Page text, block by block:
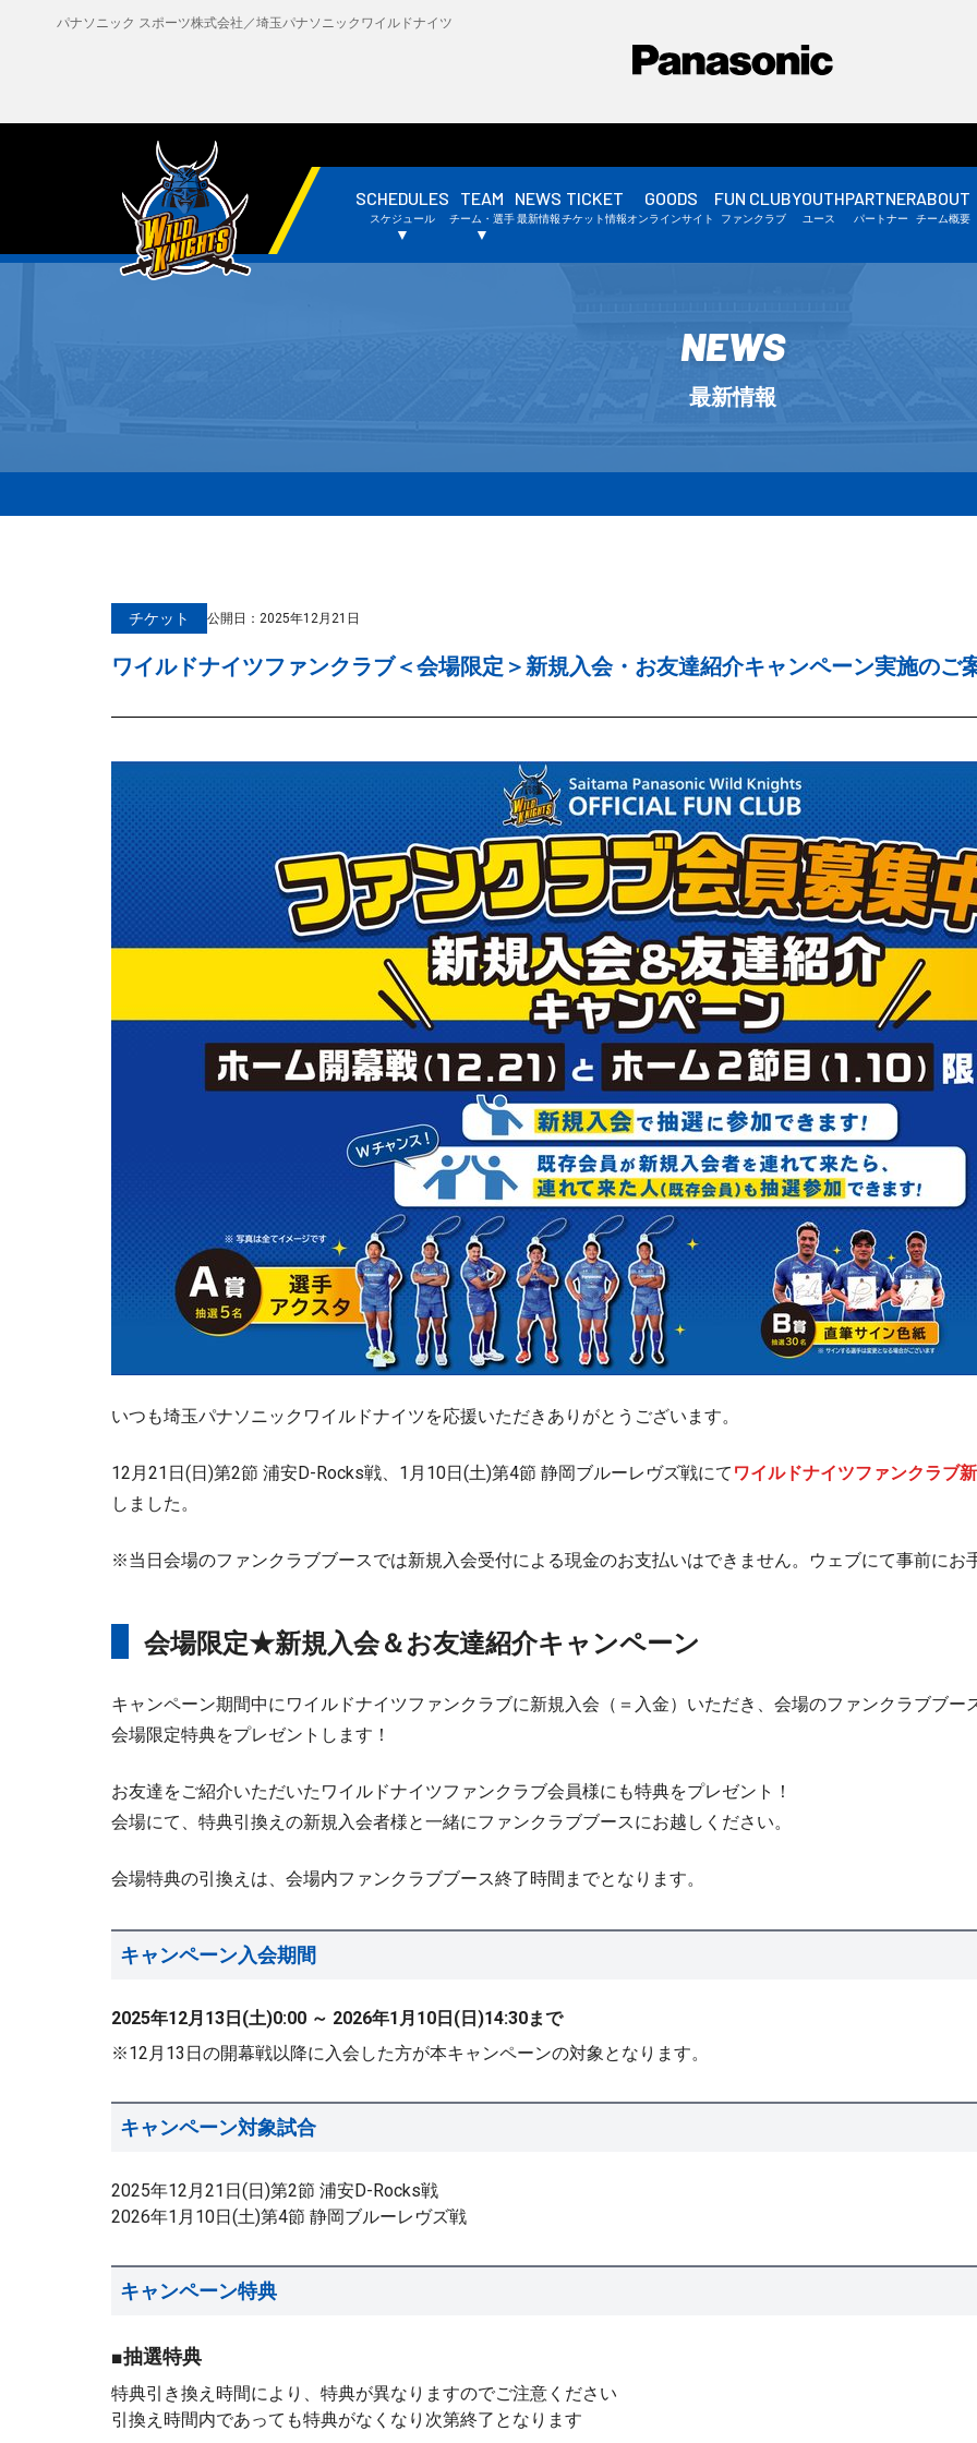
パナソニック スポーツ株式会社／埼玉パナソニックワイルドナイツ
SCHEDULES
スケジュール
▼
TEAM
チーム・選手
▼
NEWS
最新情報
TICKET
チケット情報
GOODS
オンラインサイト
FUN CLUB
ファンクラブ
YOUTH
ユース
PARTNER
パートナー
ABOUT
チーム概要
・試合日程・結果
・チームスケジュール
・選手情報
・スタッフ情報
NEWS
最新情報
チケット 公開日： 2025年12月21日
ワイルドナイツファンクラブ＜会場限定＞新規入会・お友達紹介キャンペーン実施のご
いつも埼玉パナソニックワイルドナイツを応援いただきありがとうございます。
12月21日(日)第2節 浦安D-Rocks戦、1月10日(土)第4節 静岡ブルーレヴズ戦にて ワイルドナイツファンクラブ
しました。
※当日会場のファンクラブブースでは新規入会受付による現金のお支払いはできません。ウェブにて事前にお
会場限定★新規入会＆お友達紹介キャンペーン
キャンペーン期間中にワイルドナイツファンクラブに新規入会（＝入金）いただき、会場のファンクラブブ
会場限定特典をプレゼントします！
お友達をご紹介いただいたワイルドナイツファンクラブ会員様にも特典をプレゼント！
会場にて、特典引換えの新規入会者様と一緒にファンクラブブースにお越しください。
会場特典の引換えは、会場内ファンクラブブース終了時間までとなります。
キャンペーン入会期間
2025年12月13日(土)0:00 ～ 2026年1月10日(日)14:30まで
※12月13日の開幕戦以降に入会した方が本キャンペーンの対象となります。
キャンペーン対象試合
2025年12月21日(日)第2節 浦安D-Rocks戦
2026年1月10日(土)第4節 静岡ブルーレヴズ戦
キャンペーン特典
■抽選特典
特典引き換え時間により、特典が異なりますのでご注意ください
引換え時間内であっても特典がなくなり次第終了となります